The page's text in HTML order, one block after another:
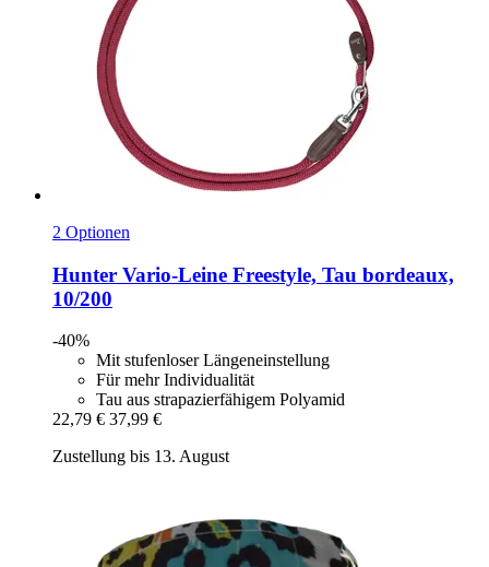
2 Optionen
Hunter Vario-​Leine Freestyle, Tau bordeaux,
10/200
-40%
Mit stufenloser Längeneinstellung
Für mehr Individualität
Tau aus strapazierfähigem Polyamid
22,79 € 37,99 €
Zustellung bis 13. August